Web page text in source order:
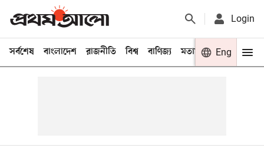
Login
সর্বশেষ বাংলাদেশ রাজনীতি বিশ্ব বাণিজ্য মতামত খেলা
Eng